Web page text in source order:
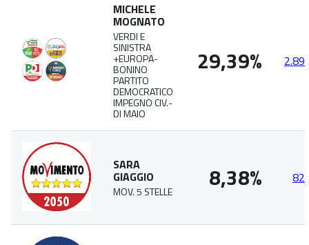
MICHELE
MOGNATO
VERDI E
SINISTRA
+EUROPA-
BONINO
PARTITO
DEMOCRATICO
IMPEGNO CIV.-
DI MAIO
29,39%
SARA
GIAGGIO
MOV. 5 STELLE 8,38%